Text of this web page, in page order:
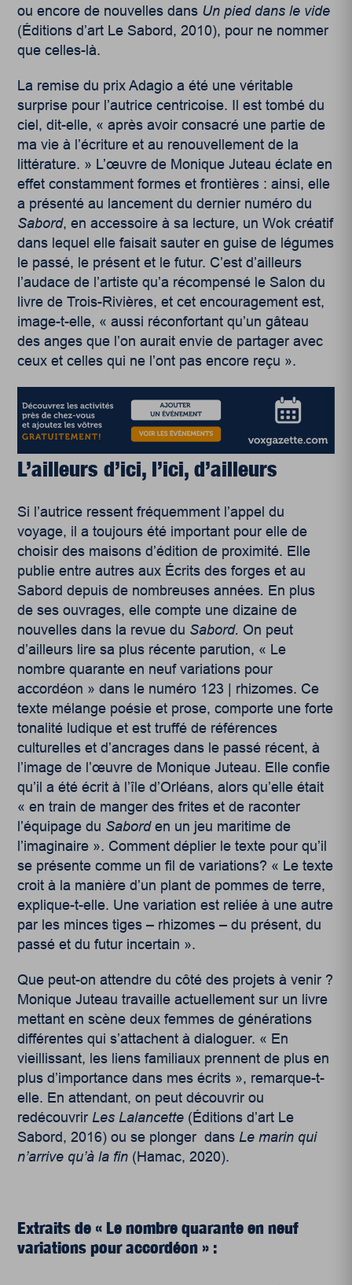
ou encore de nouvelles dans Un pied dans le vide
(Éditions d’art Le Sabord, 2010), pour ne nommer
que celles-là.
La remise du prix Adagio a été une véritable
surprise pour l’autrice centricoise. Il est tombé du
ciel, dit-elle, « après avoir consacré une partie de
ma vie à l’écriture et au renouvellement de la
littérature. » L’œuvre de Monique Juteau éclate en
effet constamment formes et frontières : ainsi, elle
a présenté au lancement du dernier numéro du
Sabord, en accessoire à sa lecture, un Wok créatif
dans lequel elle faisait sauter en guise de légumes
le passé, le présent et le futur. C’est d’ailleurs
l’audace de l’artiste qu’a récompensé le Salon du
livre de Trois-Rivières, et cet encouragement est,
image-t-elle, « aussi réconfortant qu’un gâteau
des anges que l’on aurait envie de partager avec
ceux et celles qui ne l’ont pas encore reçu ».
L’ailleurs d’ici, l’ici, d’ailleurs
Si l’autrice ressent fréquemment l’appel du
voyage, il a toujours été important pour elle de
choisir des maisons d’édition de proximité. Elle
publie entre autres aux Écrits des forges et au
Sabord depuis de nombreuses années. En plus
de ses ouvrages, elle compte une dizaine de
nouvelles dans la revue du Sabord. On peut
d’ailleurs lire sa plus récente parution, « Le
nombre quarante en neuf variations pour
accordéon » dans le numéro 123 | rhizomes. Ce
texte mélange poésie et prose, comporte une forte
tonalité ludique et est truffé de références
culturelles et d’ancrages dans le passé récent, à
l’image de l’œuvre de Monique Juteau. Elle confie
qu’il a été écrit à l’île d’Orléans, alors qu’elle était
« en train de manger des frites et de raconter
l’équipage du Saborden un jeu maritime de
l’imaginaire ». Comment déplier le texte pour qu’il
se présente comme un fil de variations? « Le texte
croit à la manière d’un plant de pommes de terre,
explique-t-elle. Une variation est reliée à une autre
par les minces tiges – rhizomes – du présent, du
passé et du futur incertain ».
Que peut-on attendre du côté des projets à venir ?
Monique Juteau travaille actuellement sur un livre
mettant en scène deux femmes de générations
différentes qui s’attachent à dialoguer. « En
vieillissant, les liens familiaux prennent de plus en
plus d’importance dans mes écrits », remarque-t-
elle. En attendant, on peut découvrir ou
redécouvrirLes Lalancette (Éditions d’art Le
Sabord, 2016) ou se plonger dansLe marin qui
n’arrive qu’à la fin (Hamac, 2020).
Extraits de « Le nombre quarante en neuf
variations pour accordéon » :